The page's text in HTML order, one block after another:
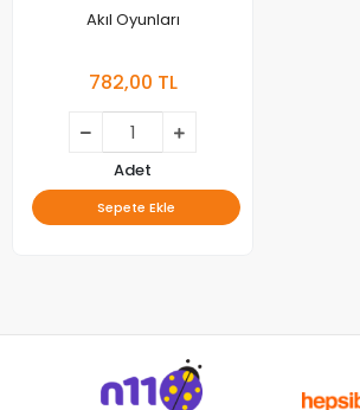
Akıl Oyunları
782,00 TL
Adet
Sepete Ekle